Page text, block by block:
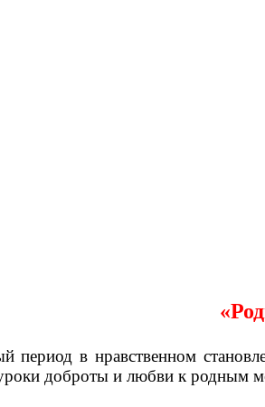
период в нравственном
доброты и любви к родным